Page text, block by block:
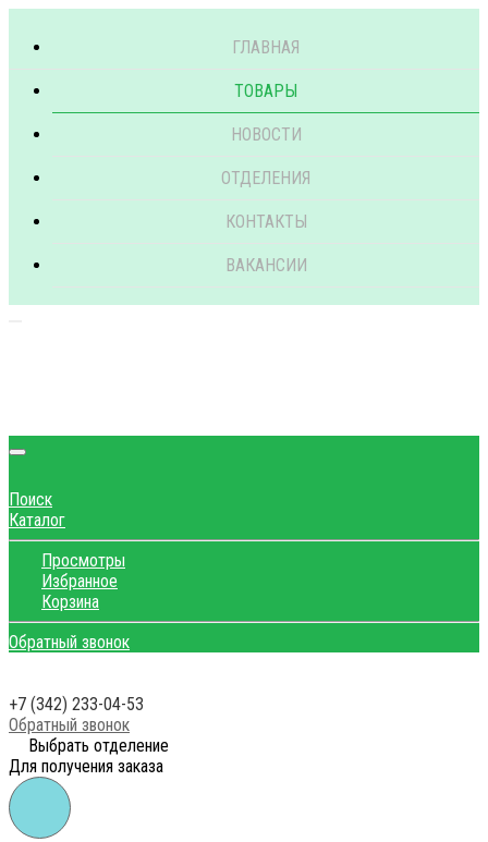
ГЛАВНАЯ
ТОВАРЫ
НОВОСТИ
ОТДЕЛЕНИЯ
КОНТАКТЫ
ВАКАНСИИ
Поиск
Каталог
Просмотры
Избранное
Корзина
Обратный звонок
+7 (342) 233-04-53
Обратный звонок
Выбрать отделение
Для получения заказа